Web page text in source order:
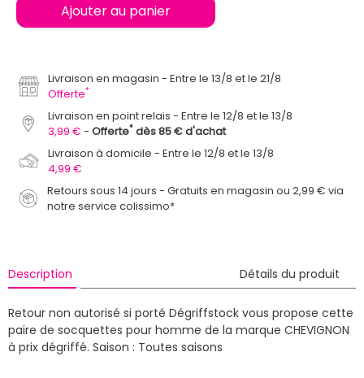
Ajouter au panier
Livraison en magasin
Entre le 13/8 et le 21/8
Offerte*
Livraison en point relais
Entre le 12/8 et le 13/8
3,99 €
Offerte* dès 85 € d'achat
Livraison à domicile
Entre le 12/8 et le 13/8
4,99 €
Retours sous 14 jours - Gratuits en magasin ou 2,99 € via
notre service colissimo*
Description Détails du produit
Retour non autorisé si porté Dégriffstock vous propose cette
paire de socquettes pour homme de la marque CHEVIGNON
à prix dégriffé. Saison : Toutes saisons